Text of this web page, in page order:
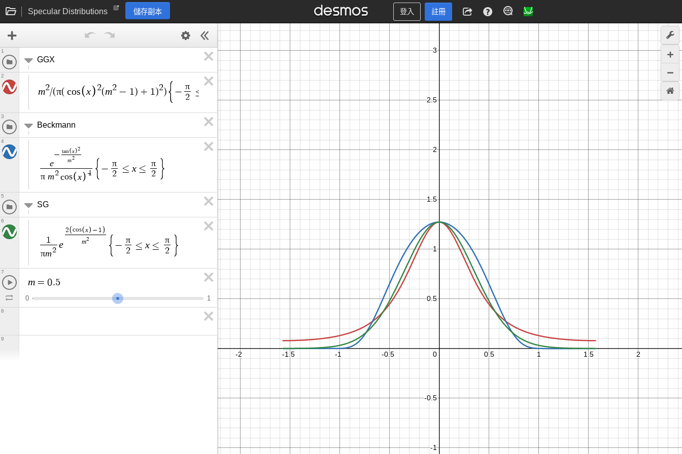
Specular Distributions 儲存副本 登入 註冊
GGX
1
m2/(π( cos x 2(m2 − 1 ) + 1 )2) −
π
2
≤ ≤
2
Beckmann
3
e
− tan x 2
m2
π m2 cos x 4 −
π
2
≤ x ≤
π
2
4
SG
5
1
πm2 e
2 cos x − 1
m2
−
π
2
≤ x ≤
π
2
6
m = 0.5
0 1
7
8
9